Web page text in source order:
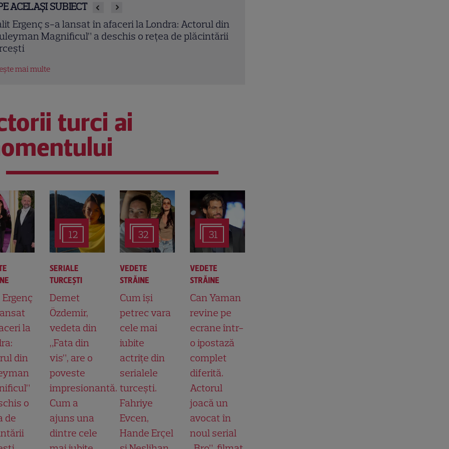
ACELAȘI SUBIECT
Ergenç s-a lansat în afaceri la Londra: Actorul din
Magnificul” a deschis o rețea de plăcintării
mai multe
turci ai
la
din
o
de
12
SERIALE
TURCEŞTI
Demet
Özdemir,
vedeta din
„Fata din
vis”, are o
poveste
impresionantă.
Cum a
ajuns una
dintre cele
32
VEDETE
STRĂINE
Cum își
petrec vara
cele mai
iubite
actrițe din
serialele
turcești.
Fahriye
Evcen,
Hande Erçel
31
VEDETE
STRĂINE
Can Yaman
revine pe
ecrane într-
o ipostază
complet
diferită.
Actorul
joacă un
avocat în
noul serial